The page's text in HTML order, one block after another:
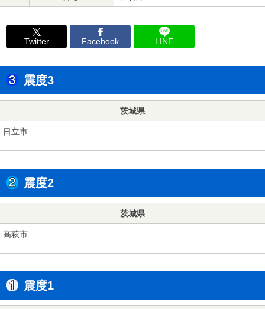
Twitter Facebook LINE
震度3
茨城県
日立市
震度2
茨城県
高萩市
震度1